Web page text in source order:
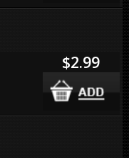
$2.99